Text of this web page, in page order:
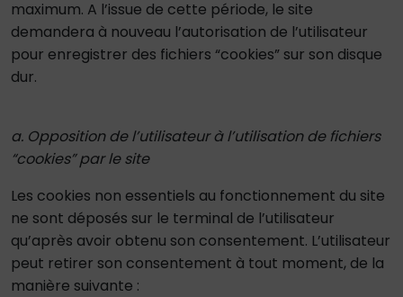
maximum. A l’issue de cette période, le site
demandera à nouveau l’autorisation de l’utilisateur
pour enregistrer des fichiers “cookies” sur son disque
dur.
a. Opposition de l’utilisateur à l’utilisation de fichiers
“cookies” par le site
Les cookies non essentiels au fonctionnement du site
ne sont déposés sur le terminal de l’utilisateur
qu’après avoir obtenu son consentement. L’utilisateur
peut retirer son consentement à tout moment, de la
manière suivante :